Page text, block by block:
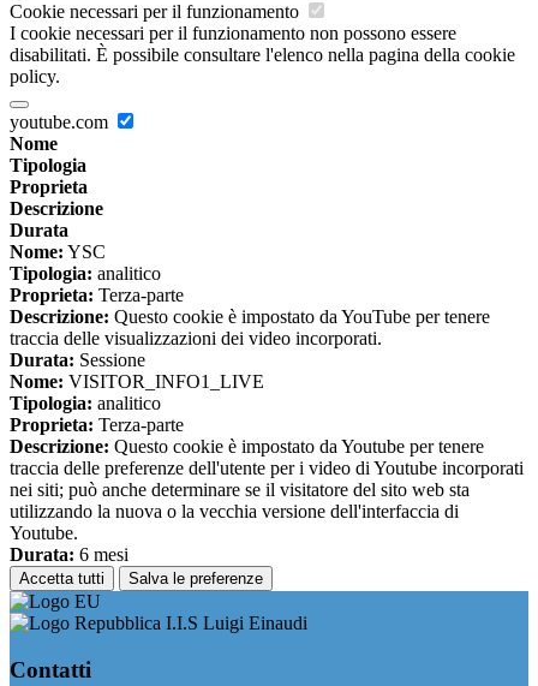
Cookie necessari per il funzionamento
I cookie necessari per il funzionamento non possono essere
disabilitati. È possibile consultare l'elenco nella pagina della cookie
policy.
youtube.com
Nome
Tipologia
Proprieta
Descrizione
Durata
Nome: YSC
Tipologia: analitico
Proprieta: Terza-parte
Descrizione: Questo cookie è impostato da YouTube per tenere
traccia delle visualizzazioni dei video incorporati.
Durata: Sessione
Nome: VISITOR_INFO1_LIVE
Tipologia: analitico
Proprieta: Terza-parte
Descrizione: Questo cookie è impostato da Youtube per tenere
traccia delle preferenze dell'utente per i video di Youtube incorporati
nei siti; può anche determinare se il visitatore del sito web sta
utilizzando la nuova o la vecchia versione dell'interfaccia di
Youtube.
Durata: 6 mesi
Accetta tutti Salva le preferenze
I.I.S Luigi Einaudi
Contatti